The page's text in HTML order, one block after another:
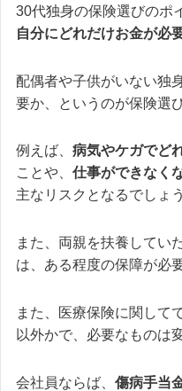
30代独身の保険選びのポ
自分にどれだけお金が必
配偶者や子供がいない独
要か、というのが保険選
例えば、 病気やケガでど
ことや、 仕事ができなく
主なリスクとなるでしょ
また、両親を扶養してい
は、ある程度の保障が必
また、医療保険に関して
以外かで、必要なものは
会社員ならば、 傷病手当